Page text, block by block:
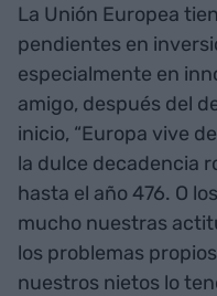
La Unión Europea
pendientes en
especialmente en
amigo, después del
inicio, “Europa vive
la dulce decadencia
hasta el año 476. O
mucho nuestras
los problemas
nuestros nietos lo